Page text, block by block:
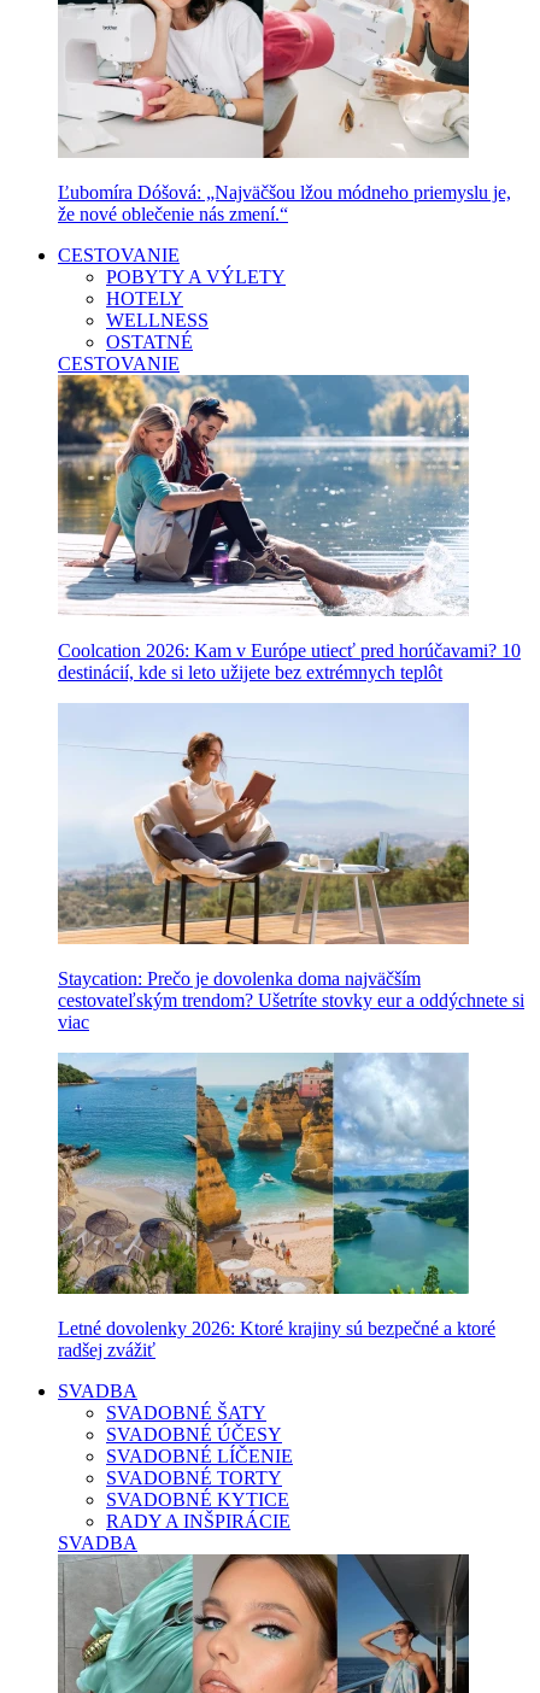
Ľubomíra Dóšová: „Najväčšou lžou módneho priemyslu je,
že nové oblečenie nás zmení.“
CESTOVANIE
POBYTY A VÝLETY
HOTELY
WELLNESS
OSTATNÉ
CESTOVANIE
Coolcation 2026: Kam v Európe utiecť pred horúčavami? 10
destinácií, kde si leto užijete bez extrémnych teplôt
Staycation: Prečo je dovolenka doma najväčším
cestovateľským trendom? Ušetríte stovky eur a oddýchnete si
viac
Letné dovolenky 2026: Ktoré krajiny sú bezpečné a ktoré
radšej zvážiť
SVADBA
SVADOBNÉ ŠATY
SVADOBNÉ ÚČESY
SVADOBNÉ LÍČENIE
SVADOBNÉ TORTY
SVADOBNÉ KYTICE
RADY A INŠPIRÁCIE
SVADBA